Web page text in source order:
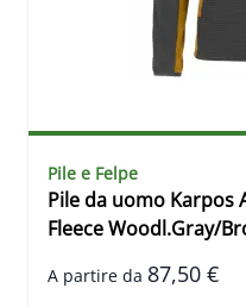
Pile e Felpe
Pile da uomo Karpos
Fleece Woodl.Gray/
A partire da 87,50 €